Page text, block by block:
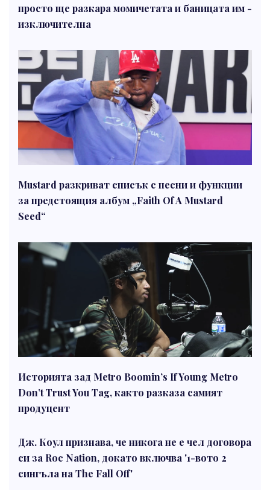
просто ще разкара момичетата и баницата им -
изключителна
Mustard разкриват списък с песни и функции
за предстоящия албум „Faith Of A Mustard
Seed“
Историята зад Metro Boomin’s If Young Metro
Don’t Trust You Tag, както разказа самият
продуцент
Дж. Коул признава, че никога не е чел договора
си за Roc Nation, докато включва '1-вото 2
сингъла на The Fall Off'